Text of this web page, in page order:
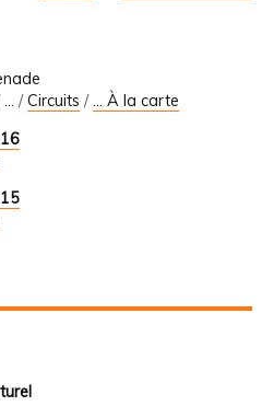
… /Circuits /... À la carte